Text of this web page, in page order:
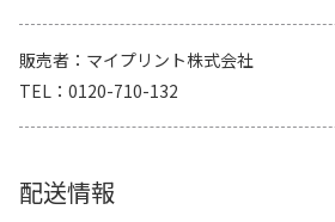
販売者
マイプリント株式会社
TEL
0120-710-132
配送情報